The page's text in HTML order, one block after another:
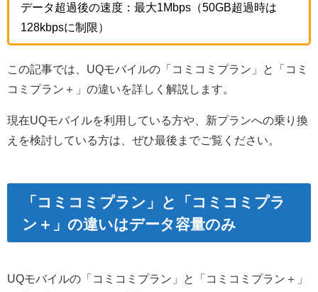
データ超過後の速度：最大1Mbps（50GB超過時は
128kbpsに制限）
この記事では、UQモバイルの「コミコミプラン」と「コミ
コミプラン＋」の違いを詳しく解説します。
現在UQモバイルを利用している方や、新プランへの乗り換
えを検討している方は、ぜひ最後までご覧ください。
「コミコミプラン」と「コミコミプラ
ン＋」の違いはデータ容量のみ
UQモバイルの「コミコミプラン」と「コミコミプラン＋」